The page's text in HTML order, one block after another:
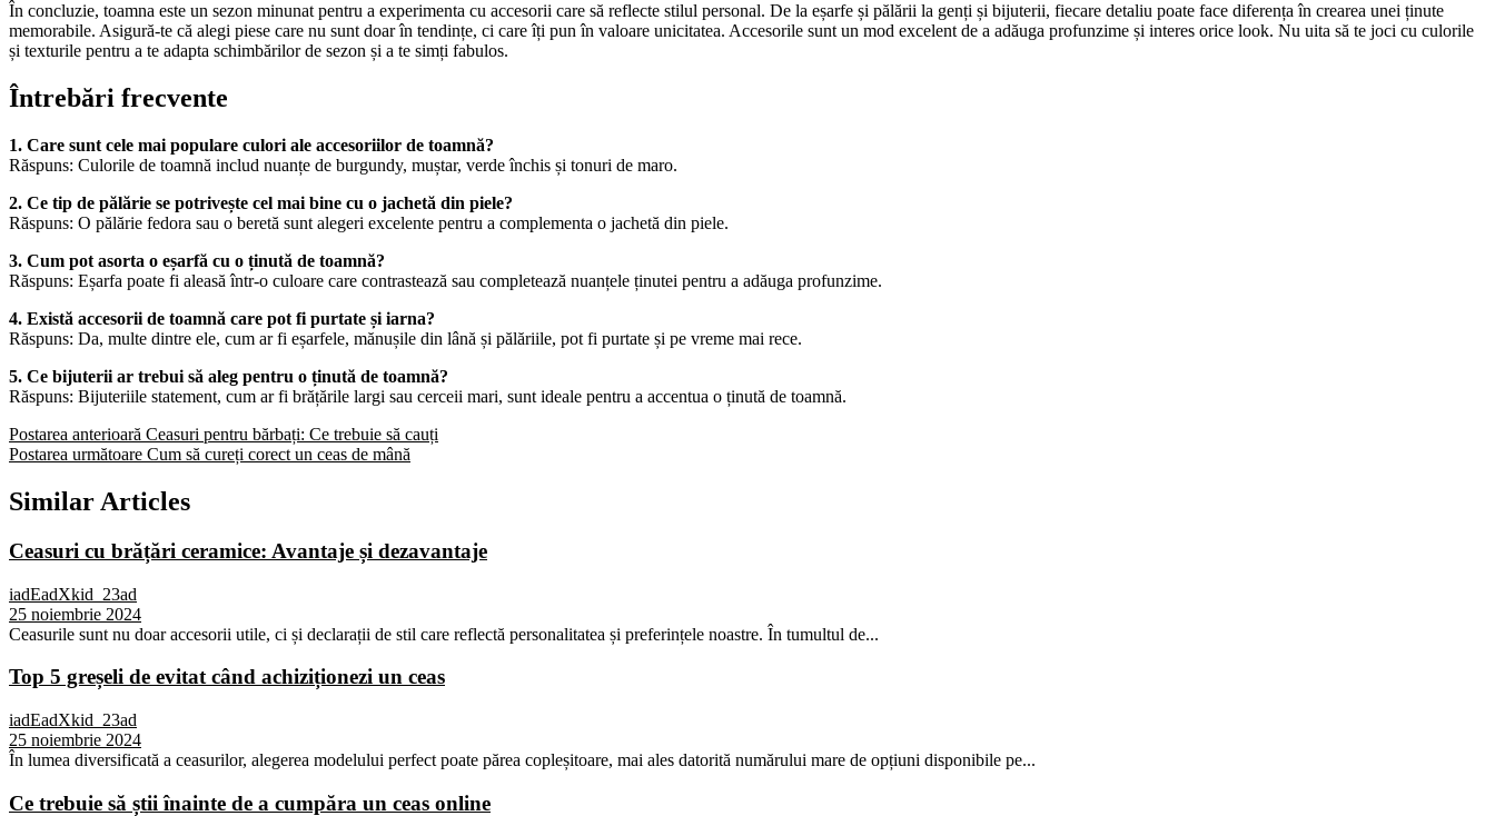
În concluzie, toamna este un sezon minunat pentru a experimenta cu accesorii care să reflecte stilul personal. De la eșarfe și pălării la genți și bijuterii, fiecare detaliu poate face diferența în crearea unei ținute
memorabile. Asigură-te că alegi piese care nu sunt doar în tendințe, ci care îți pun în valoare unicitatea. Accesorile sunt un mod excelent de a adăuga profunzime și interes orice look. Nu uita să te joci cu culorile
și texturile pentru a te adapta schimbărilor de sezon și a te simți fabulos.
Întrebări frecvente
1. Care sunt cele mai populare culori ale accesoriilor de toamnă?
Răspuns: Culorile de toamnă includ nuanțe de burgundy, muștar, verde închis și tonuri de maro.
2. Ce tip de pălărie se potrivește cel mai bine cu o jachetă din piele?
Răspuns: O pălărie fedora sau o beretă sunt alegeri excelente pentru a complementa o jachetă din piele.
3. Cum pot asorta o eșarfă cu o ținută de toamnă?
Răspuns: Eșarfa poate fi aleasă într-o culoare care contrastează sau completează nuanțele ținutei pentru a adăuga profunzime.
4. Există accesorii de toamnă care pot fi purtate și iarna?
Răspuns: Da, multe dintre ele, cum ar fi eșarfele, mănușile din lână și pălăriile, pot fi purtate și pe vreme mai rece.
5. Ce bijuterii ar trebui să aleg pentru o ținută de toamnă?
Răspuns: Bijuteriile statement, cum ar fi brățările largi sau cerceii mari, sunt ideale pentru a accentua o ținută de toamnă.
Postarea anterioară Ceasuri pentru bărbați: Ce trebuie să cauți
Postarea următoare Cum să cureți corect un ceas de mână
Similar Articles
Ceasuri cu brățări ceramice: Avantaje și dezavantaje
iadEadXkid_23ad
25 noiembrie 2024
Ceasurile sunt nu doar accesorii utile, ci și declarații de stil care reflectă personalitatea și preferințele noastre. În tumultul de...
Top 5 greșeli de evitat când achiziționezi un ceas
iadEadXkid_23ad
25 noiembrie 2024
În lumea diversificată a ceasurilor, alegerea modelului perfect poate părea copleșitoare, mai ales datorită numărului mare de opțiuni disponibile pe...
Ce trebuie să știi înainte de a cumpăra un ceas online